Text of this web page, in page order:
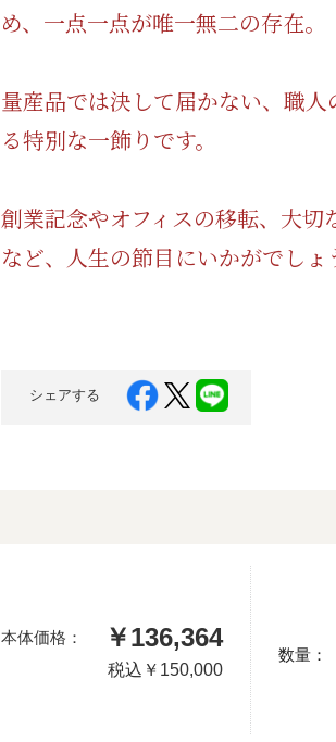
め、一点一点が唯一無二の存在。
量産品では決して届かない、職人
る特別な一飾りです。
創業記念やオフィスの移転、大切
など、人生の節目にいかがでしょ
シェアする
本体価格： ￥136,364
税込 ￥150,000
数量：